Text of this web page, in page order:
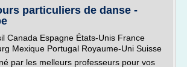
particuliers de danse -
Canada Espagne États-Unis France
Mexique Portugal Royaume-Uni Suisse
par les melleurs professeurs pour vos